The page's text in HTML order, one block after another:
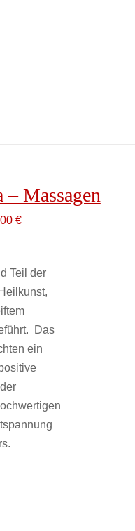
– Massagen
€
Teil der
Das
ein